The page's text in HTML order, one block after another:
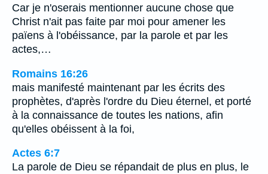
Car je n'oserais mentionner aucune chose que
Christ n'ait pas faite par moi pour amener les
païens à l'obéissance, par la parole et par les
actes,…
Romains 16:26
mais manifesté maintenant par les écrits des
prophètes, d'après l'ordre du Dieu éternel, et porté
à la connaissance de toutes les nations, afin
qu'elles obéissent à la foi,
Actes 6:7
La parole de Dieu se répandait de plus en plus, le